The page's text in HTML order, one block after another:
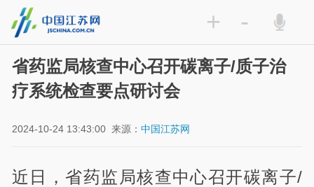
+ -
省药监局核查中心召开碳离子/质子治
疗系统检查要点研讨会
2024-10-24 13:43:00 来源：中国江苏网
近日，省药监局核查中心召开碳离子/